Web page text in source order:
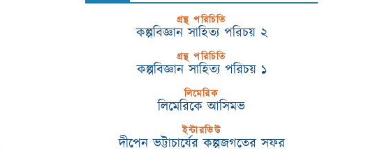
গ্রন্থ পরিচিতি
কল্পবিজ্ঞান সাহিত্য পরিচয় ২
গ্রন্থ পরিচিতি
কল্পবিজ্ঞান সাহিত্য পরিচয় ১
লিমেরিক
লিমেরিকে আসিমভ
ইন্টারভিউ
দীপেন ভট্টাচার্যের কল্পজগতের সফর